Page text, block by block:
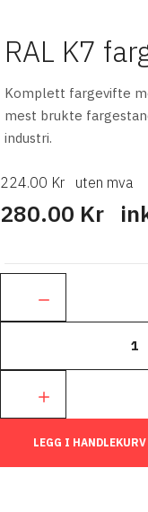
RAL K7
Komplett fargevifte
mest brukte
industri.
224.00 Kr uten mva
280.00 Kr
LEGG I HANDLEKURV